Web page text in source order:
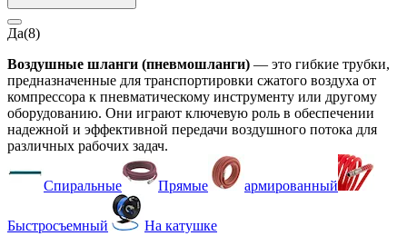
Да(8)
Воздушные шланги (пневмошланги) — это гибкие трубки,
предназначенные для транспортировки сжатого воздуха от
компрессора к пневматическому инструменту или другому
оборудованию. Они играют ключевую роль в обеспечении
надежной и эффективной передачи воздушного потока для
различных рабочих задач.
Спиральные Прямые армированный
Быстросъемный На катушке